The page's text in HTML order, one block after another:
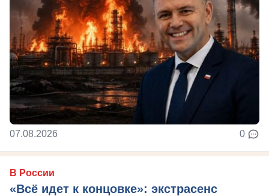
07.08.2026 0
В России
«Всё идет к концовке»: экстрасенс